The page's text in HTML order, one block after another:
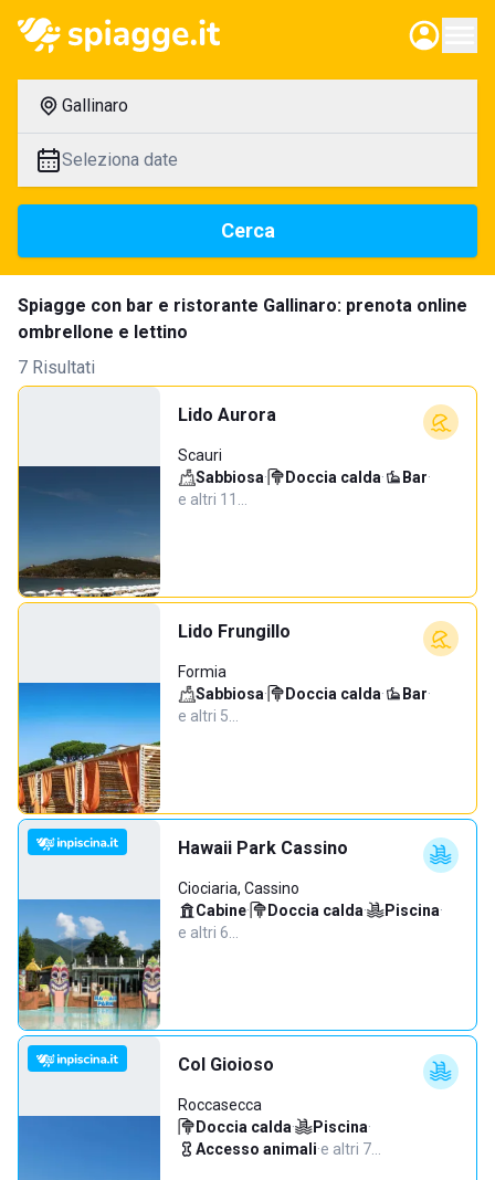
Gallinaro
Seleziona date
Cerca
Spiagge con bar e ristorante Gallinaro: prenota online
ombrellone e lettino
7 Risultati
Lido Aurora
Scauri
Sabbiosa· Doccia calda· Bar·
e altri 11…
Lido Frungillo
Formia
Sabbiosa· Doccia calda· Bar·
e altri 5…
Hawaii Park Cassino
Ciociaria, Cassino
Cabine· Doccia calda· Piscina·
e altri 6…
Col Gioioso
Roccasecca
Doccia calda· Piscina·
Accesso animali·e altri 7…